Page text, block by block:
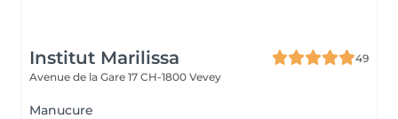
Institut Marilissa
49
Avenue de la Gare 17 CH-1800 Vevey
Manucure